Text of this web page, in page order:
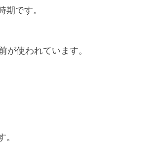
期です。
が使われています。
。